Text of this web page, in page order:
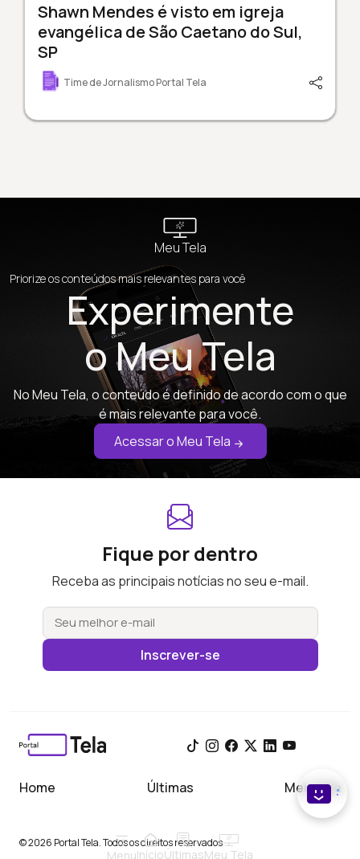
MenuInícioÚltimasMeu Tela
Shawn Mendes é visto em igreja
evangélica de São Caetano do Sul,
SP
Time de Jornalismo Portal Tela
Meu Tela
Priorize os conteúdos mais relevantes para você
Experimente
o Meu Tela
No Meu Tela, o conteúdo é definido de acordo com o que
é mais relevante para você.
Acessar o Meu Tela
Fique por dentro
Receba as principais notícias no seu e-mail.
Inscrever-se
Home Últimas Meu Tela
© 2026 Portal Tela. Todos os direitos reservados